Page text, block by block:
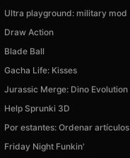
Ultra playground: military mod
Draw Action
Blade Ball
Gacha Life: Kisses
Jurassic Merge: Dino Evolution
Help Sprunki 3D
Por estantes: Ordenar artículos
Friday Night Funkin'